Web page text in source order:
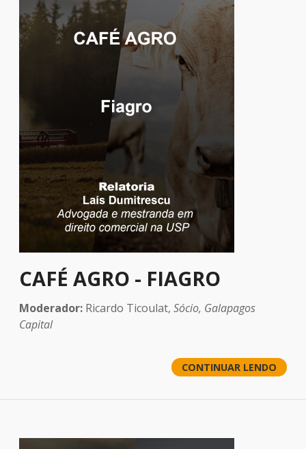
CAFÉ AGRO - FIAGRO
Moderador: Ricardo Ticoulat, Sócio, Galapagos
Capital
CONTINUAR LENDO